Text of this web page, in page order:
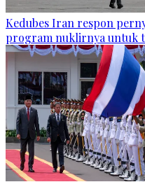
Kedubes Iran respon
program nuklirnya untuk